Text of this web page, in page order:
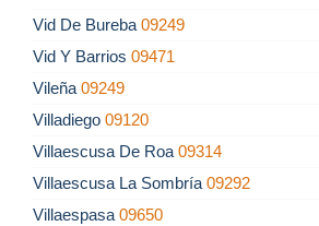
Vid De Bureba 09249
Vid Y Barrios 09471
Vileña 09249
Villadiego 09120
Villaescusa De Roa 09314
Villaescusa La Sombría 09292
Villaespasa 09650